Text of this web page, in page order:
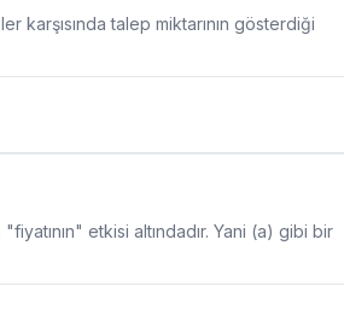
karşısında talep miktarının gösterdiği
etkisi altındadır. Yani (a) gibi bir